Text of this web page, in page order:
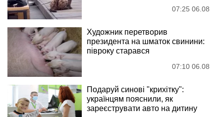
07:25 06.08
Художник перетворив
президента на шматок свинини:
півроку старався
07:10 06.08
Подаруй синові "крихітку":
українцям пояснили, як
зареєструвати авто на дитину